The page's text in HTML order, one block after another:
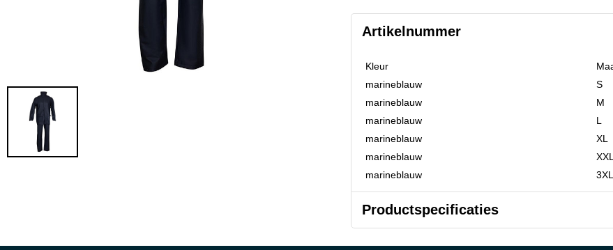
Artikelnummer
Kleur
marineblauw
S
marineblauw
M
marineblauw
L
marineblauw
XL
marineblauw
marineblauw
3XL
Productspecificaties